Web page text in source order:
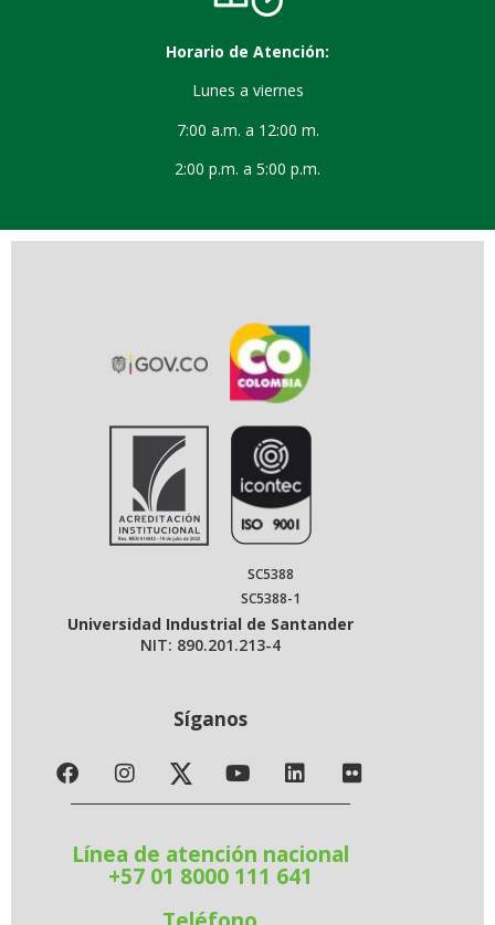
Horario de Atención:
Lunes a viernes
7:00 a.m. a 12:00 m.
2:00 p.m. a 5:00 p.m.